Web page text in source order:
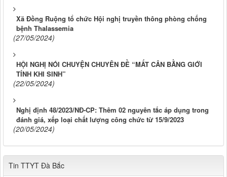
Xã Đồng Ruộng tổ chức Hội nghị truyền thông phòng chống
bệnh Thalassemia
(27/05/2024)
HỘI NGHỊ NÓI CHUYỆN CHUYÊN ĐỀ “MẤT CÂN BẰNG GIỚI
TÍNH KHI SINH”
(22/05/2024)
Nghị định 48/2023/NĐ-CP: Thêm 02 nguyên tắc áp dụng trong
đánh giá, xếp loại chất lượng công chức từ 15/9/2023
(20/05/2024)
Tin TTYT Đà Bắc